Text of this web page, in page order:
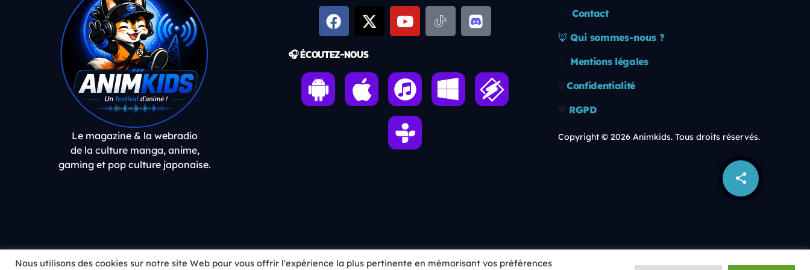
share
email
Le magazine & la webradio
de la culture manga, anime,
gaming et pop culture japonaise.
🎧 ÉCOUTEZ-NOUS
Contact
🦊 Qui sommes-nous ?
Mentions légales
Confidentialité
RGPD
Copyright © 2026 Animkids. Tous droits réservés.
Nous utilisons des cookies sur notre site Web pour vous offrir l'expérience la plus pertinente en mémorisant vos préférences